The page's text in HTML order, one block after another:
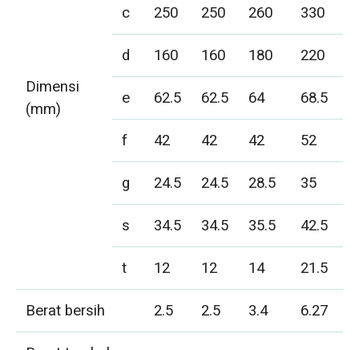
Dimensi
(mm)
c
250 250 260
330
d
160 160 180
220
e
62.5 62.5 64
68.5
f
42 42 42
52
g
24.5 24.5 28.5
35
s
34.5 34.5 35.5
42.5
t
12 12 14
21.5
Berat bersih
2.5 2.5 3.4
6.27